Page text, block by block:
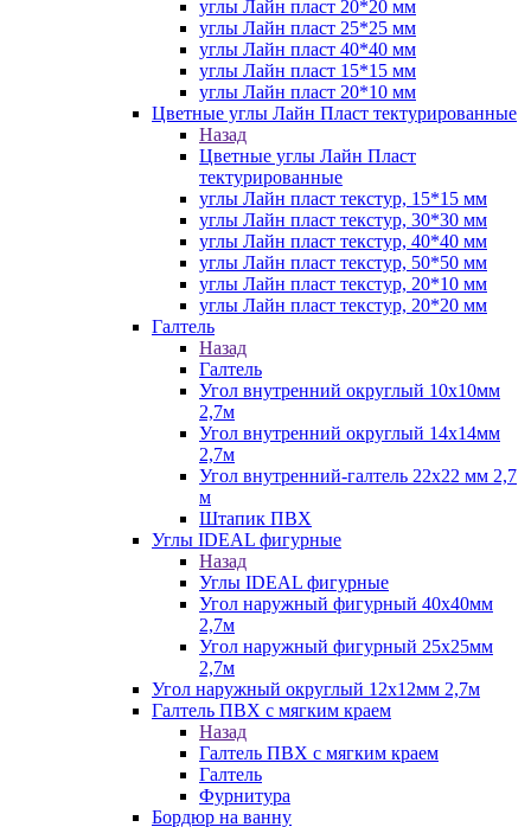
углы Лайн пласт 20*20 мм
углы Лайн пласт 25*25 мм
углы Лайн пласт 40*40 мм
углы Лайн пласт 15*15 мм
углы Лайн пласт 20*10 мм
Цветные углы Лайн Пласт тектурированные
Назад
Цветные углы Лайн Пласт
тектурированные
углы Лайн пласт текстур, 15*15 мм
углы Лайн пласт текстур, 30*30 мм
углы Лайн пласт текстур, 40*40 мм
углы Лайн пласт текстур, 50*50 мм
углы Лайн пласт текстур, 20*10 мм
углы Лайн пласт текстур, 20*20 мм
Галтель
Назад
Галтель
Угол внутренний округлый 10х10мм
2,7м
Угол внутренний округлый 14х14мм
2,7м
Угол внутренний-галтель 22х22 мм 2,7
м
Штапик ПВХ
Углы IDEAL фигурные
Назад
Углы IDEAL фигурные
Угол наружный фигурный 40х40мм
2,7м
Угол наружный фигурный 25х25мм
2,7м
Угол наружный округлый 12х12мм 2,7м
Галтель ПВХ с мягким краем
Назад
Галтель ПВХ с мягким краем
Галтель
Фурнитура
Бордюр на ванну